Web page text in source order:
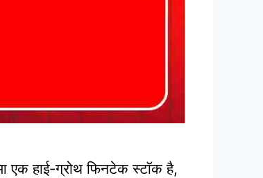
हाई‑ग्रोथ फिनटेक स्टॉक है,